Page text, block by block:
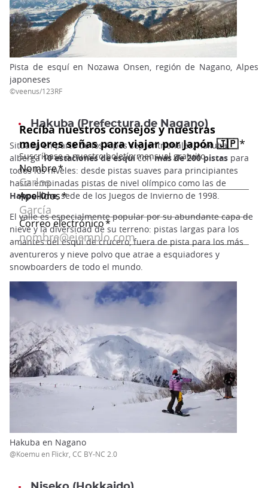
Pista de esquí en Nozawa Onsen, región de Nagano, Alpes
japoneses
©veenus/123RF
Hakuba (Prefectura de Nagano)
Situada en parte de los Alpes septentrionales, Hakuba
alberga10 estaciones de esquíconmás de 200 pistas para
todos los niveles: desde pistas suaves para principiantes
hasta empinadas pistas de nivel olímpico como las de
Happo-One, sede de los Juegos de Invierno de 1998.
El valle es especialmente popular por su abundante capa de
nieve y la diversidad de su terreno: pistas largas para los
amantes del esquí de crucero, fuera de pista para los más
aventureros y nieve polvo que atrae a esquiadores y
snowboarders de todo el mundo.
Hakuba en Nagano
@Koemu en Flickr, CC BY-NC 2.0